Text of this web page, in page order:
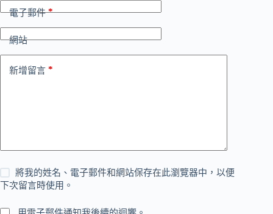
電子郵件*
網站
新增留言 *
將我的姓名、電子郵件和網站保存在此瀏覽器中，以便
下次留言時使用。